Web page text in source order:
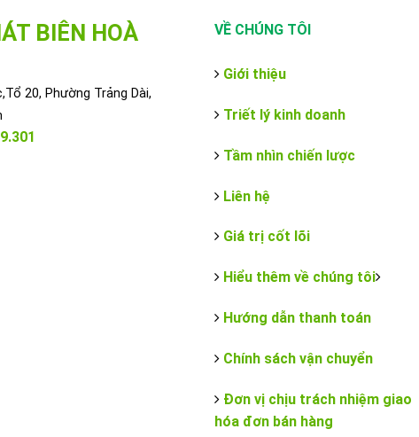
BIÊN HOÀ
20, Phường Trảng Dài,
VỀ CHÚNG TÔI
Giới thiệu
Triết lý kinh doanh
Tầm nhìn chiến lược
Liên hệ
Giá trị cốt lõi
Hiểu thêm về chúng tôi
Hướng dẫn thanh toán
Chính sách vận chuyển
Đơn vị chịu trách nhiệm giao
hóa đơn bán hàng